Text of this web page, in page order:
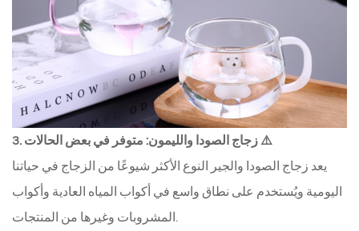
3. زجاج الصودا والليمون: متوفر في بعض الحالات ⚠️
يعد زجاج الصودا والجير النوع الأكثر شيوعًا من الزجاج في حياتنا
اليومية ويُستخدم على نطاق واسع في أكواب المياه العادية وأكواب